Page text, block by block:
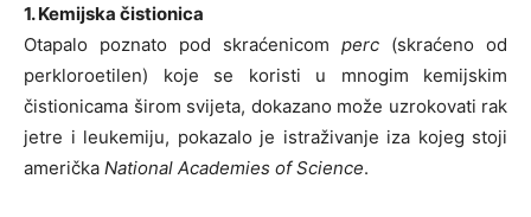
1. Kemijska čistionica
Otapalo poznato pod skraćenicom perc (skraćeno od
perkloroetilen) koje se koristi u mnogim kemijskim
čistionicama širom svijeta, dokazano može uzrokovati rak
jetre i leukemiju, pokazalo je istraživanje iza kojeg stoji
američka National Academies of Science.